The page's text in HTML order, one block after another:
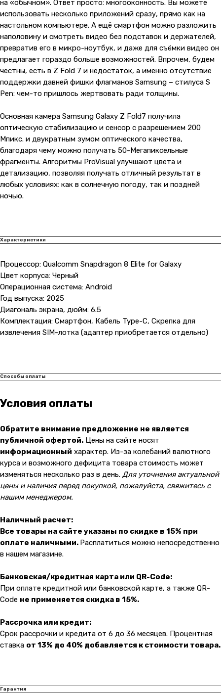
на «обычном». Ответ просто: многооконность. Вы можете
использовать несколько приложений сразу, прямо как на
настольном компьютере. А ещё смартфон можно разложить
наполовину и смотреть видео без подставок и держателей,
превратив его в микро-ноутбук, и даже для съёмки видео он
предлагает гораздо больше возможностей. Впрочем, будем
честны, есть в Z Fold 7 и недостаток, а именно отсутствие
поддержки давней фишки флагманов Samsung – стилуса S
Pen: чем-то пришлось жертвовать ради толщины.
Основная камера Samsung Galaxy Z Fold7 получила
оптическую стабилизацию и сенсор с разрешением 200
Мпикс. и двукратным зумом оптического качества,
благодаря чему можно получать 50-Мегапиксельные
фрагменты. Алгоритмы ProVisual улучшают цвета и
детализацию, позволяя получать отличный результат в
любых условиях: как в солнечную погоду, так и поздней
ночью.
Характеристики
Процессор: Qualcomm Snapdragon 8 Elite for Galaxy
Цвет корпуса: Черный
Операционная система: Android
Год выпуска: 2025
Диагональ экрана, дюйм: 6.5
Комплектация: Смартфон, Кабель Type-C, Скрепка для
извлечения SIM-лотка (адаптер приобретается отдельно)
Способы оплаты
Условия оплаты
Обратите внимание предложение не является
публичной офертой. Цены на сайте носят
информационный характер. Из-за колебаний валютного
курса и возможного дефицита товара стоимость может
изменяться несколько раз в день. Для уточнения актуальной
цены и наличия перед покупкой, пожалуйста, свяжитесь с
нашим менеджером.
Наличный расчет:
Все товары на сайте указаны по скидке в 15% при
оплате наличными. Расплатиться можно непосредственно
в нашем магазине.
Банковская/кредитная карта или QR-Code:
При оплате кредитной или банковской карте, а также QR-
Code не применяется скидка в 15%.
Рассрочка или кредит:
Срок рассрочки и кредита от 6 до 36 месяцев. Процентная
ставка от 13% до 40% добавляется к стоимости товара.
Гарантия
Гарантии
Услуги
Блог
+7 (965) 666-66-8 9 ( )
Оплата и доставка
Адрес магазина:
malikpochinit@mail.ru
Контакты
Навигация
Каталог товаров
Для бизнеса
О компании
@ 2019-2026 imalik.ru |Политика конфиденциальности
ИП Соловьев Е. В. ИНН 027320312011
Разработка: youx.agency